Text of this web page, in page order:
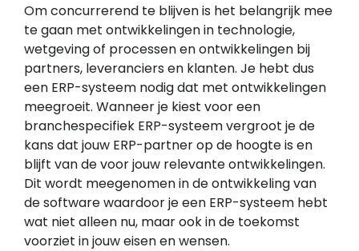
Om concurrerend te blijven is het belangrijk mee
te gaan met ontwikkelingen in technologie,
wetgeving of processen en ontwikkelingen bij
partners, leveranciers en klanten. Je hebt dus
een ERP-systeem nodig dat met ontwikkelingen
meegroeit. Wanneer je kiest voor een
branchespecifiek ERP-systeem vergroot je de
kans dat jouw ERP-partner op de hoogte is en
blijft van de voor jouw relevante ontwikkelingen.
Dit wordt meegenomen in de ontwikkeling van
de software waardoor je een ERP-systeem hebt
wat niet alleen nu, maar ook in de toekomst
voorziet in jouw eisen en wensen.